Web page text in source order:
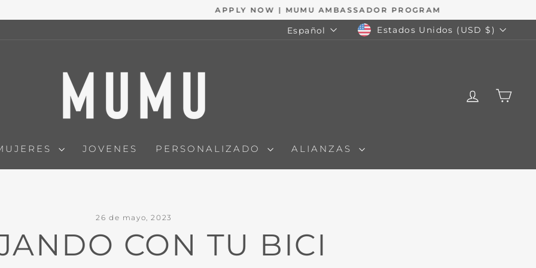
diapositivas
APPLY NOW | MUMU AMBASSADOR PROGRAM
IDIOMA
Español MONEDA
Estados Unidos (USD $)
JOVENES PERSONALIZADO ALIANZAS
26 de mayo, 2023
CON TU BICI